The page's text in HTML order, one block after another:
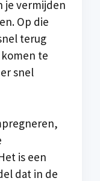
je vermijden
Op die
terug
te
snel
is een
dat in de